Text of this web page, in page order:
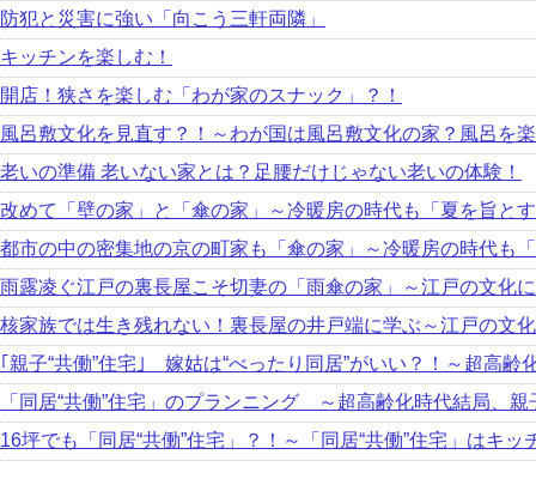
防犯と災害に強い「向こう三軒両隣」
キッチンを楽しむ！
開店！狭さを楽しむ「わが家のスナック」？！
風呂敷文化を見直す？！～わが国は風呂敷文化の家？風呂を
老いの準備 老いない家とは？足腰だけじゃない老いの体験！
改めて「壁の家」と「傘の家」～冷暖房の時代も「夏を旨と
都市の中の密集地の京の町家も「傘の家」～冷暖房の時代も
雨露凌ぐ江戸の裏長屋こそ切妻の「雨傘の家」～江戸の文化
核家族では生き残れない！裏長屋の井戸端に学ぶ～江戸の文
｢親子“共働”住宅｣ 嫁姑は“べったり同居”がいい？！～超高齢
「同居“共働”住宅」のプランニング ～超高齢化時代結局、
16坪でも「同居“共働”住宅」？！～「同居“共働”住宅」はキッ